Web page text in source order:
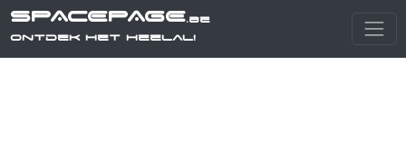
SPACEPAGE.be
Ontdek het heelal!